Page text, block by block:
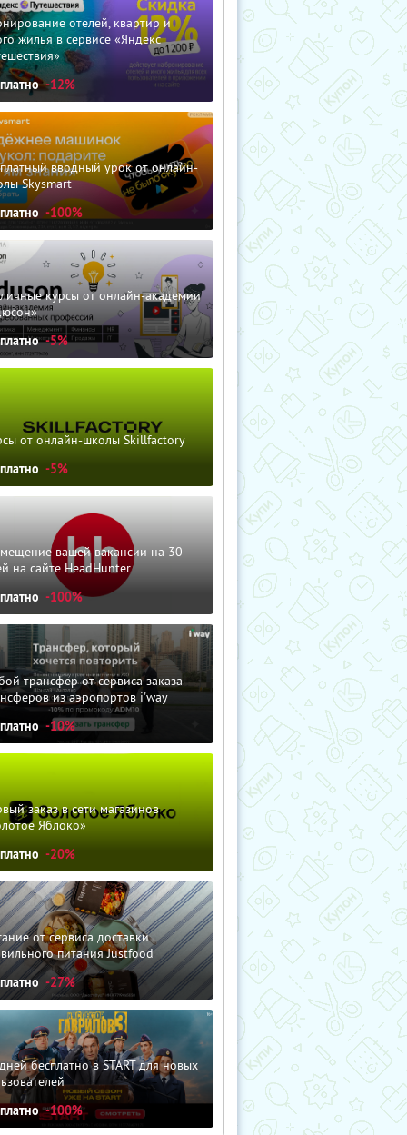
отелей, квартир и
жилья в сервисе «Яндекс
-12%
вводный урок от онлайн-
Skysmart
-100%
курсы от онлайн-академии
-5%
от онлайн-школы Skillfactory
-5%
вашей вакансии на 30
на сайте HeadHunter
-100%
трансфер от сервиса заказа
из аэропортов i'way
-10%
заказ в сети магазинов
Яблоко»
-20%
от сервиса доставки
питания Justfood
-27%
бесплатно в START для новых
-100%